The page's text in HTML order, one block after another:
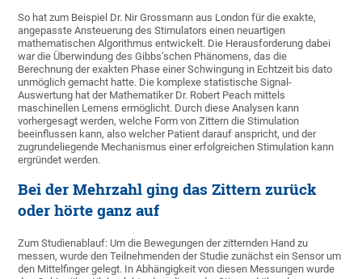
So hat zum Beispiel Dr. Nir Grossmann aus London für die exakte,
angepasste Ansteuerung des Stimulators einen neuartigen
mathematischen Algorithmus entwickelt. Die Herausforderung dabei
war die Überwindung des Gibbs’schen Phänomens, das die
Berechnung der exakten Phase einer Schwingung in Echtzeit bis dato
unmöglich gemacht hatte. Die komplexe statistische Signal-
Auswertung hat der Mathematiker Dr. Robert Peach mittels
maschinellen Lernens ermöglicht. Durch diese Analysen kann
vorhergesagt werden, welche Form von Zittern die Stimulation
beeinflussen kann, also welcher Patient darauf anspricht, und der
zugrundeliegende Mechanismus einer erfolgreichen Stimulation kann
ergründet werden.
Bei der Mehrzahl ging das Zittern zurück
oder hörte ganz auf
Zum Studienablauf: Um die Bewegungen der zitternden Hand zu
messen, wurde den Teilnehmenden der Studie zunächst ein Sensor um
den Mittelfinger gelegt. In Abhängigkeit von diesen Messungen wurde